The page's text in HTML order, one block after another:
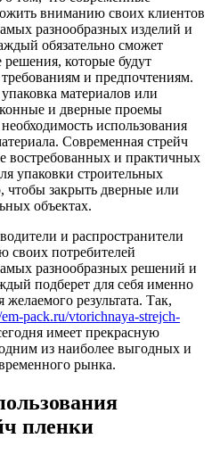
вниманию своих клиентов
разнообразных изделий и
обязательно сможет
решения, которые будут
и предпочтениям.
материалов или
и дверные проемы
использования
Современная стрейч
востребованных и практичных
упаковки строительных
чтобы закрыть дверные или
объектах.
и распространители
своих потребителей
разнообразных решений и
подберет для себя именно
результата. Так,
pack.ru/vtorichnaya-strejch-
имеет прекрасную
из наиболее выгодных и
рынка.
пленки